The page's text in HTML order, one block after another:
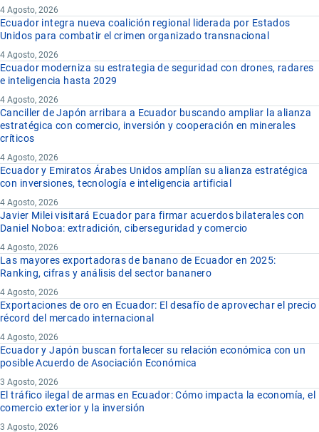
4 Agosto, 2026
Ecuador integra nueva coalición regional liderada por Estados
Unidos para combatir el crimen organizado transnacional
4 Agosto, 2026
Ecuador moderniza su estrategia de seguridad con drones, radares
e inteligencia hasta 2029
4 Agosto, 2026
Canciller de Japón arribara a Ecuador buscando ampliar la alianza
estratégica con comercio, inversión y cooperación en minerales
críticos
4 Agosto, 2026
Ecuador y Emiratos Árabes Unidos amplían su alianza estratégica
con inversiones, tecnología e inteligencia artificial
4 Agosto, 2026
Javier Milei visitará Ecuador para firmar acuerdos bilaterales con
Daniel Noboa: extradición, ciberseguridad y comercio
4 Agosto, 2026
Las mayores exportadoras de banano de Ecuador en 2025:
Ranking, cifras y análisis del sector bananero
4 Agosto, 2026
Exportaciones de oro en Ecuador: El desafío de aprovechar el precio
récord del mercado internacional
4 Agosto, 2026
Ecuador y Japón buscan fortalecer su relación económica con un
posible Acuerdo de Asociación Económica
3 Agosto, 2026
El tráfico ilegal de armas en Ecuador: Cómo impacta la economía, el
comercio exterior y la inversión
3 Agosto, 2026